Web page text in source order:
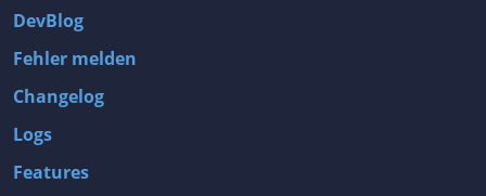
DevBlog
Fehler melden
Changelog
Logs
Features